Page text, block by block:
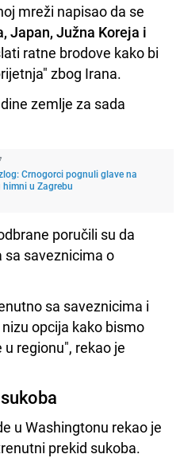
mreži napisao da se
Japan, Južna Koreja i
ratne brodove kako bi
zbog Irana.
zemlje za sada
Crnogorci pognuli glave na
u Zagrebu
poručili su da
saveznicima o
sa saveznicima i
opcija kako bismo
regionu", rekao je
u Washingtonu rekao je
prekid sukoba.